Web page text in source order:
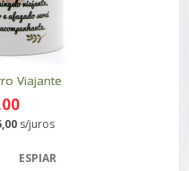
Viajante
s/juros
ESPIAR